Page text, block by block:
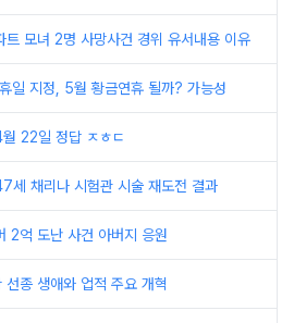
트 모녀 2명 사망사건 경위 유서내용 이유
일 지정, 5월 황금연휴 될까? 가능성
22일 정답 ㅈㅎㄷ
세 채리나 시험관 시술 재도전 결과
2억 도난 사건 아버지 응원
선종 생애와 업적 주요 개혁